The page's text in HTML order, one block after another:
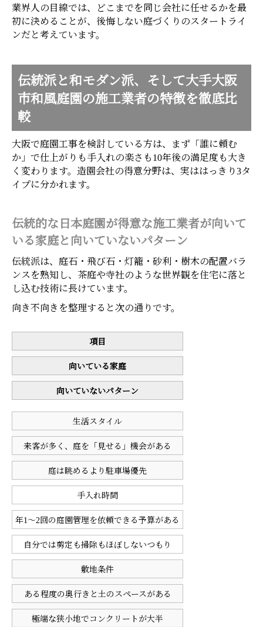
業界人の目線では、どこまでを同じ会社に任せるかを最
初に決めることが、後悔しない庭づくりのスタートライ
ンだと考えています。
伝統派と和モダン派、そして大手大阪
市和風庭園の施工業者の特徴を徹底比
較
大阪で庭園工事を検討している方は、まず「誰に頼む
か」で仕上がりも手入れの楽さも10年後の満足度も大き
く変わります。造園会社の得意分野は、実ははっきり3タ
イプに分かれます。
伝統的な日本庭園が得意な施工業者が向いて
いる家庭と向いていないパターン
伝統派は、庭石・飛び石・灯籠・砂利・樹木の配置バラ
ンスを熟知し、茶庭や寺社のような世界観を住宅に落と
し込む技術に長けています。
向き不向きを整理すると次の通りです。
項目
向いている家庭
向いていないパターン
生活スタイル
来客が多く、庭を「見せる」機会がある
庭は眺めるより駐車場優先
手入れ時間
年1〜2回の庭園管理を依頼できる予算がある
自分では剪定も掃除もほぼしないつもり
敷地条件
ある程度の奥行きと土のスペースがある
極端な狭小地でコンクリートが大半